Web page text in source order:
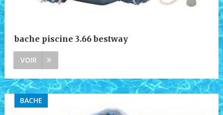
bache piscine 3.66 bestway
VOIR
BACHE